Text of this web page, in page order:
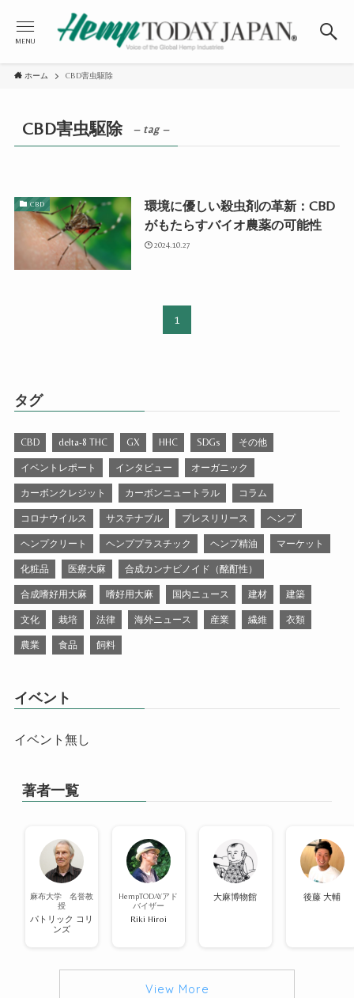
MENU
ホーム CBD害虫駆除
CBD害虫駆除 – tag –
CBD
環境に優しい殺虫剤の革新：CBD
がもたらすバイオ農薬の可能性
2024.10.27
1
タグ
CBD delta-8 THC GX HHC SDGs その他
イベントレポート インタビュー オーガニック
カーボンクレジット カーボンニュートラル コラム
コロナウイルス サステナブル プレスリリース ヘンプ
ヘンプクリート ヘンププラスチック ヘンプ精油 マーケット
化粧品 医療大麻 合成カンナビノイド（酩酊性）
合成嗜好用大麻 嗜好用大麻 国内ニュース 建材 建築
文化 栽培 法律 海外ニュース 産業 繊維 衣類
農業 食品 飼料
イベント
イベント無し
著者一覧
麻布大学 名誉教
授
パトリック コリ
ンズ
HempTODAYアド
バイザー
Riki Hiroi
大麻博物館 後藤 大輔
View More